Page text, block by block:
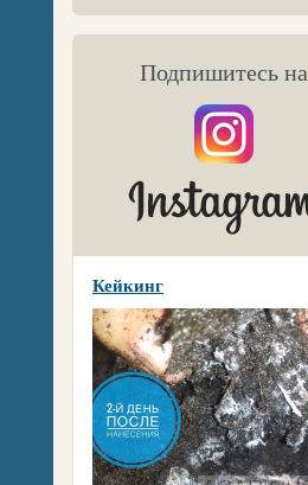
Подпишитесь на
Кейкинг